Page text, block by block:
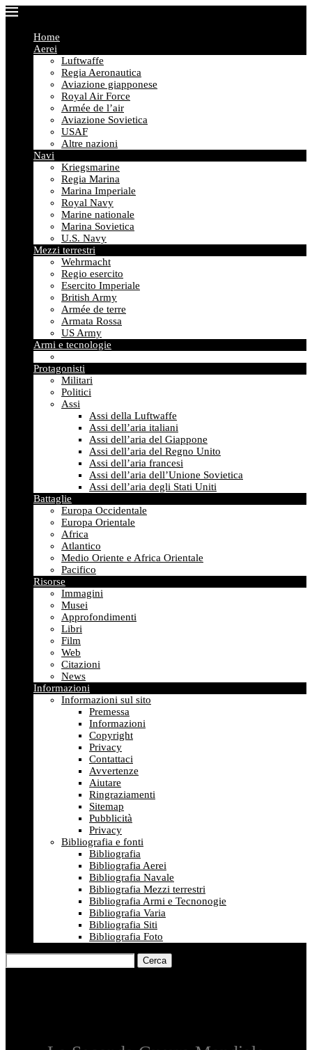
Home
Aerei
Luftwaffe
Regia Aeronautica
Aviazione giapponese
Royal Air Force
Armée de l’air
Aviazione Sovietica
USAF
Altre nazioni
Navi
Kriegsmarine
Regia Marina
Marina Imperiale
Royal Navy
Marine nationale
Marina Sovietica
U.S. Navy
Mezzi terrestri
Wehrmacht
Regio esercito
Esercito Imperiale
British Army
Armée de terre
Armata Rossa
US Army
Armi e tecnologie
Protagonisti
Militari
Politici
Assi
Assi della Luftwaffe
Assi dell’aria italiani
Assi dell’aria del Giappone
Assi dell’aria del Regno Unito
Assi dell’aria francesi
Assi dell’aria dell’Unione Sovietica
Assi dell’aria degli Stati Uniti
Battaglie
Europa Occidentale
Europa Orientale
Africa
Atlantico
Medio Oriente e Africa Orientale
Pacifico
Risorse
Immagini
Musei
Approfondimenti
Libri
Film
Web
Citazioni
News
Informazioni
Informazioni sul sito
Premessa
Informazioni
Copyright
Privacy
Contattaci
Avvertenze
Aiutare
Ringraziamenti
Sitemap
Pubblicità
Privacy
Bibliografia e fonti
Bibliografia
Bibliografia Aerei
Bibliografia Navale
Bibliografia Mezzi terrestri
Bibliografia Armi e Tecnonogie
Bibliografia Varia
Bibliografia Siti
Bibliografia Foto
Cerca